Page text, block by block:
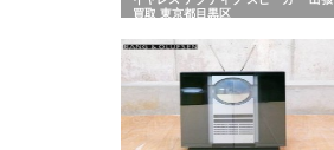
買取 東京都目黒区